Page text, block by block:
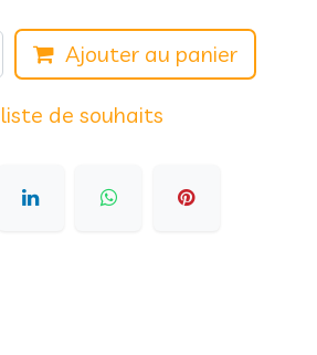
Ajouter au panier
de souhaits